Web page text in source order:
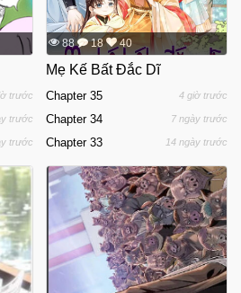
trước
trước
trước
88 18 40
Mẹ Kế Bất Đắc Dĩ
Chapter 35 4 giờ trước
Chapter 34 7 ngày trước
Chapter 33 14 ngày trước